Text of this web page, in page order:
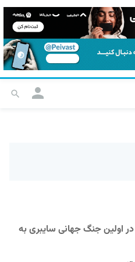
در اولین جنگ جهانی سایبری به